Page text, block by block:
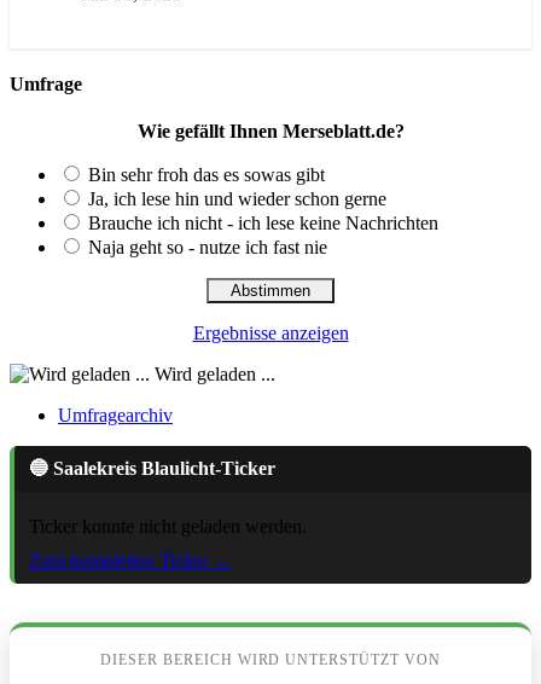
Umfrage
Wie gefällt Ihnen Merseblatt.de?
Bin sehr froh das es sowas gibt
Ja, ich lese hin und wieder schon gerne
Brauche ich nicht - ich lese keine Nachrichten
Naja geht so - nutze ich fast nie
Ergebnisse anzeigen
Wird geladen ...
Umfragearchiv
🔵 Saalekreis Blaulicht-Ticker
Ticker konnte nicht geladen werden.
Zum kompletten Ticker →
DIESER BEREICH WIRD UNTERSTÜTZT VON